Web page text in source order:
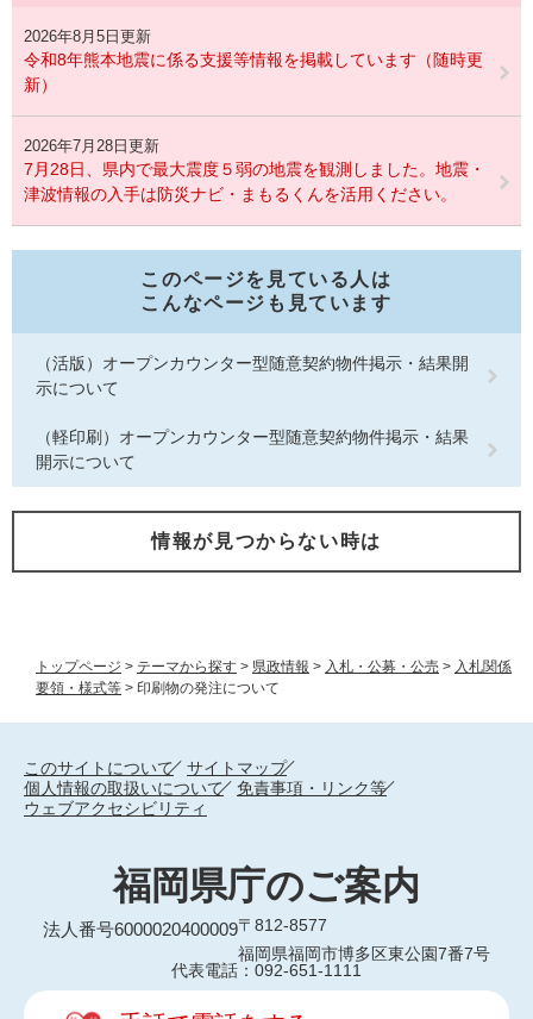
トップページ > テーマから探す > 県政情報 > 入札・公募・公売 > 入札関係
要領・様式等 > 印刷物の発注について
2026年8月5日更新
令和8年熊本地震に係る支援等情報を掲載しています（随時更
新）
2026年7月28日更新
7月28日、県内で最大震度５弱の地震を観測しました。地震・
津波情報の入手は防災ナビ・まもるくんを活用ください。
このページを見ている人は
こんなページも見ています
（活版）オープンカウンター型随意契約物件掲示・結果開
示について
（軽印刷）オープンカウンター型随意契約物件掲示・結果
開示について
情報が見つからない時は
このサイトについて
サイトマップ
個人情報の取扱いについて
免責事項・リンク等
ウェブアクセシビリティ
福岡県庁のご案内
法人番号6000020400009〒812-8577
福岡県福岡市博多区東公園7番7号
代表電話：092-651-1111